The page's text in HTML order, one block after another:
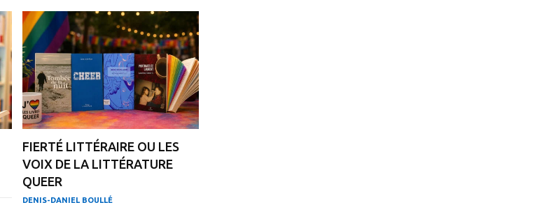
FIERTÉ LITTÉRAIRE OU LES
VOIX DE LA LITTÉRATURE
QUEER
DENIS-DANIEL BOULLÉ